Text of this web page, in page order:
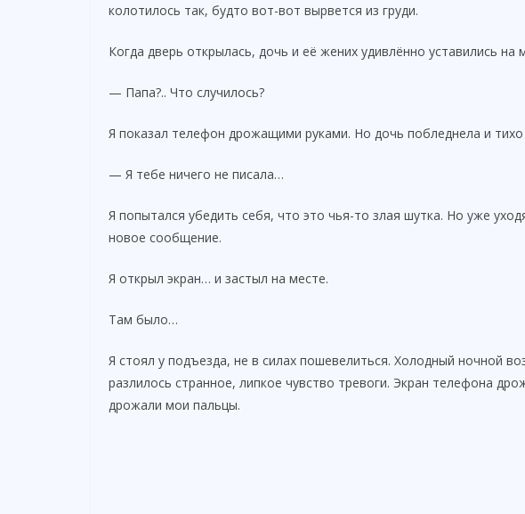
колотилось так, будто вот-вот вырвется из груди.
Когда дверь открылась, дочь и её жених удивлённо уставились на
— Папа?.. Что случилось?
Я показал телефон дрожащими руками. Но дочь побледнела и тихо
— Я тебе ничего не писала…
Я попытался убедить себя, что это чья-то злая шутка. Но уже
новое сообщение.
Я открыл экран… и застыл на месте.
Там было…
Я стоял у подъезда, не в силах пошевелиться. Холодный ночной
разлилось странное, липкое чувство тревоги. Экран телефона
дрожали мои пальцы.